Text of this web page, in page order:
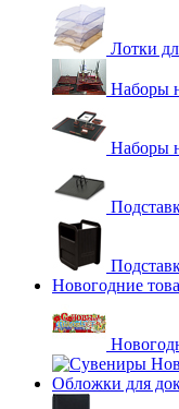
Лотки
Наборы
Наборы
Новогодние
Обложки для